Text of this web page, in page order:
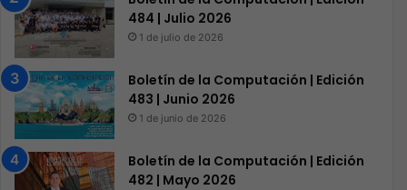
484 | Julio 2026
1 de julio de 2026
Boletín de la Computación | Edición
483 | Junio 2026
1 de junio de 2026
Boletín de la Computación | Edición
482 | Mayo 2026